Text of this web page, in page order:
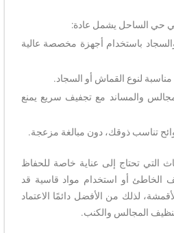
حي الساحل يشمل عادة:
باستخدام أجهزة مخصصة عالية
مناسبة لنوع القماش أو السجاد.
والمساند مع تجفيف سريع يمنع
تناسب ذوقك، دون مبالغة مزعجة.
التي تحتاج إلى عناية خاصة للحفاظ
الخاطئ أو استخدام مواد قاسية قد
لذلك من الأفضل دائمًا الاعتماد
المجالس والكنب.